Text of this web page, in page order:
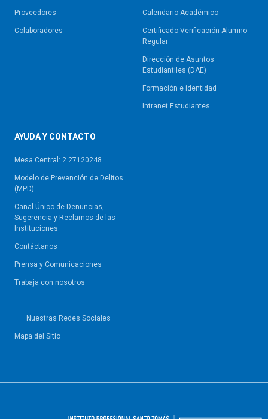
Proveedores
Colaboradores
Calendario Académico
Certificado Verificación Alumno
Regular
Dirección de Asuntos
Estudiantiles (DAE)
Formación e identidad
Intranet Estudiantes
AYUDA Y CONTACTO
Mesa Central: 2 27120248
Modelo de Prevención de Delitos
(MPD)
Canal Único de Denuncias,
Sugerencia y Reclamos de las
Instituciones
Contáctanos
Prensa y Comunicaciones
Trabaja con nosotros
Nuestras Redes Sociales
Mapa del Sitio